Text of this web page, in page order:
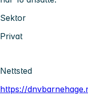
Sektor
Privat
Nettsted
https://